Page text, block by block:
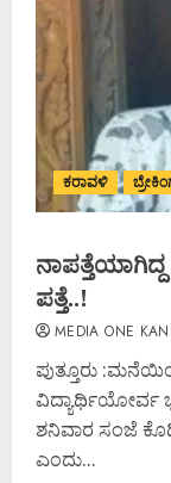
ಕರಾವಳಿ
ಪತ್ತೆ..!
MEDIA ONE
ಪುತ್ತೂರು
ವಿದ್ಯಾರ್ಥಿಯೋರ್ವ
ಶನಿವಾರ ಸಂಜೆ
ಎಂದು...